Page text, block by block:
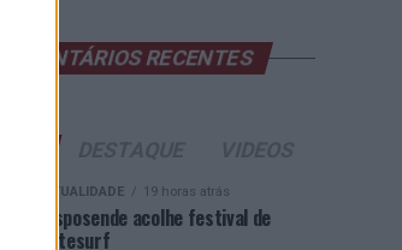
COMENTÁRIOS RECENTES
ATUALIDADE 19 horas atrás
Esposende acolhe festival de
kitesurf